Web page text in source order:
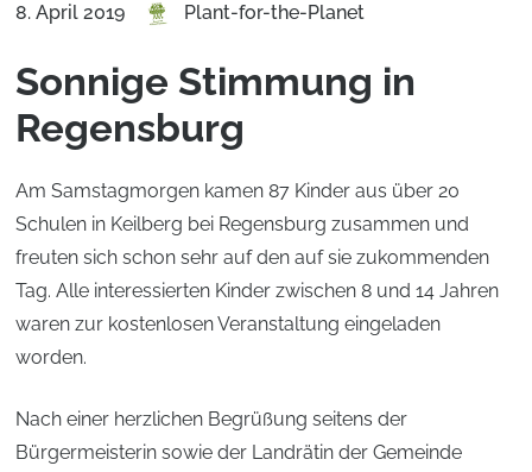
8. April 2019 Plant-for-the-Planet
Sonnige Stimmung in
Regensburg
Am Samstagmorgen kamen 87 Kinder aus über 20
Schulen in Keilberg bei Regensburg zusammen und
freuten sich schon sehr auf den auf sie zukommenden
Tag. Alle interessierten Kinder zwischen 8 und 14 Jahren
waren zur kostenlosen Veranstaltung eingeladen
worden.
Nach einer herzlichen Begrüßung seitens der
Bürgermeisterin sowie der Landrätin der Gemeinde